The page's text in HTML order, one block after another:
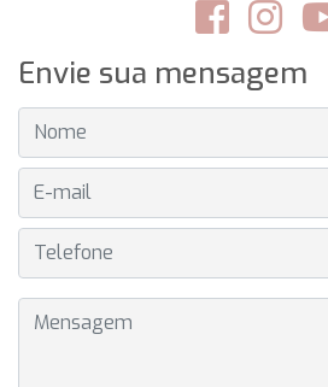
Envie sua mensagem
NOME
E-MAIL
TELEFONE
MENSAGEM